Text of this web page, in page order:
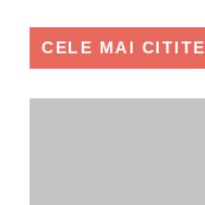
CELE MAI CITITE